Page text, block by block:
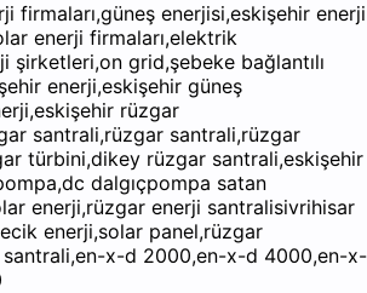
firmaları,güneş enerjisi,eskişehir enerji
enerji firmaları,elektrik
şirketleri,on grid,şebeke bağlantılı
enerji,eskişehir güneş
rüzgar
santrali,rüzgar santrali,rüzgar
türbini,dikey rüzgar santrali,eskişehir
dalgıçpompa satan
enerji,rüzgar enerji santralisivrihisar
enerji,solar panel,rüzgar
santrali,en-x-d 2000,en-x-d 4000,en-x-